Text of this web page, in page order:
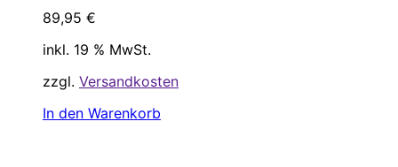
89,95 €
inkl. 19 % MwSt.
zzgl. Versandkosten
In den Warenkorb